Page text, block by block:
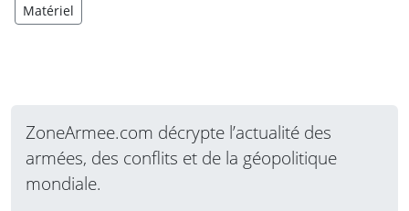
Matériel
ZoneArmee.com décrypte l’actualité des
armées, des conflits et de la géopolitique
mondiale.